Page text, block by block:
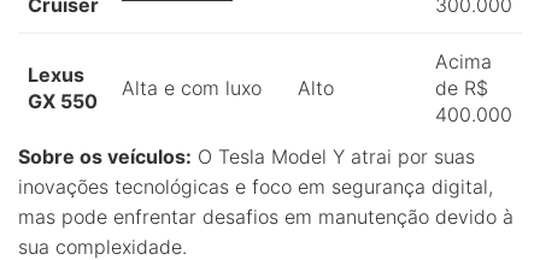
Lexus
GX 550
Alta e com luxo Alto
Acima
de R$
400.000
Sobre os veículos: O Tesla Model Y atrai por suas
inovações tecnológicas e foco em segurança digital,
mas pode enfrentar desafios em manutenção devido à
sua complexidade.